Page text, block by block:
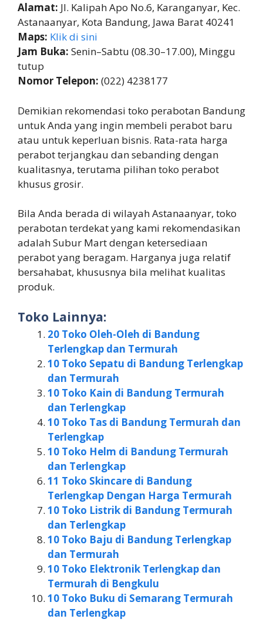
Alamat: Jl. Kalipah Apo No.6, Karanganyar, Kec.
Astanaanyar, Kota Bandung, Jawa Barat 40241
Maps: Klik di sini
Jam Buka: Senin–Sabtu (08.30–17.00), Minggu
tutup
Nomor Telepon: (022) 4238177
Demikian rekomendasi toko perabotan Bandung
untuk Anda yang ingin membeli perabot baru
atau untuk keperluan bisnis. Rata-rata harga
perabot terjangkau dan sebanding dengan
kualitasnya, terutama pilihan toko perabot
khusus grosir.
Bila Anda berada di wilayah Astanaanyar, toko
perabotan terdekat yang kami rekomendasikan
adalah Subur Mart dengan ketersediaan
perabot yang beragam. Harganya juga relatif
bersahabat, khususnya bila melihat kualitas
produk.
Toko Lainnya:
20 Toko Oleh-Oleh di Bandung
Terlengkap dan Termurah
10 Toko Sepatu di Bandung Terlengkap
dan Termurah
10 Toko Kain di Bandung Termurah
dan Terlengkap
10 Toko Tas di Bandung Termurah dan
Terlengkap
10 Toko Helm di Bandung Termurah
dan Terlengkap
11 Toko Skincare di Bandung
Terlengkap Dengan Harga Termurah
10 Toko Listrik di Bandung Termurah
dan Terlengkap
10 Toko Baju di Bandung Terlengkap
dan Termurah
10 Toko Elektronik Terlengkap dan
Termurah di Bengkulu
10 Toko Buku di Semarang Termurah
dan Terlengkap